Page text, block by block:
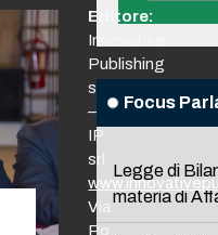
Focus
Legge di
materia di
Editore:
Innovative
Publishing
srl
–
IP
srl
Via
Po,